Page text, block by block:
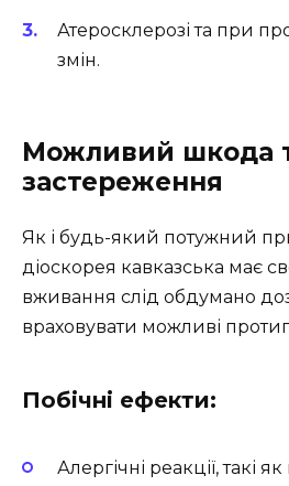
Атеросклерозі та при
змін.
Можливий шкода
застереження
Як і будь-який потужний
діоскорея кавказська має
вживання слід обдумано
враховувати можливі
Побічні ефекти:
Алергічні реакції, такі